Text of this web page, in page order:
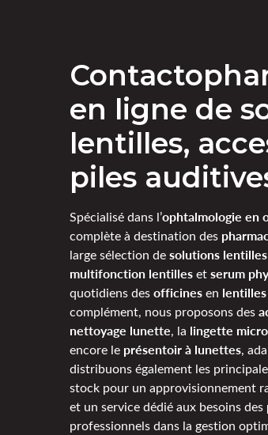
en ligne de
lentilles,
piles
Spécialisé dans l’ophtalmologie en
complète à destination des
large sélection desolutions
multifonction lentillesetserum
quotidiens desofficinesen
complément, nous proposons des
nettoyage lunette, la lingette
encore le présentoir à lunettes,
distribuons également les
stock pour un approvisionnement
et un service dédié aux besoins des
professionnels dans la gestion